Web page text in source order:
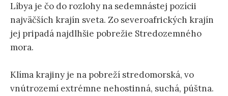
n
t
Líbya je čo do rozlohy na sedemnástej pozícii
najväčších krajín sveta. Zo severoafrických krajín
jej pripadá najdlhšie pobrežie Stredozemného
mora.
Klíma krajiny je na pobreží stredomorská, vo
vnútrozemí extrémne nehostinná, suchá, púštna.